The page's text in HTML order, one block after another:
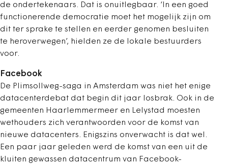
de ondertekenaars. Dat is onuitlegbaar. ‘In een goed
functionerende democratie moet het mogelijk zijn om
dit ter sprake te stellen en eerder genomen besluiten
te heroverwegen’, hielden ze de lokale bestuurders
voor.
Facebook
De Plimsollweg-saga in Amsterdam was niet het enige
datacenterdebat dat begin dit jaar losbrak. Ook in de
gemeenten Haarlemmermeer en Lelystad moesten
wethouders zich verantwoorden voor de komst van
nieuwe datacenters. Enigszins onverwacht is dat wel.
Een paar jaar geleden werd de komst van een uit de
kluiten gewassen datacentrum van Facebook-